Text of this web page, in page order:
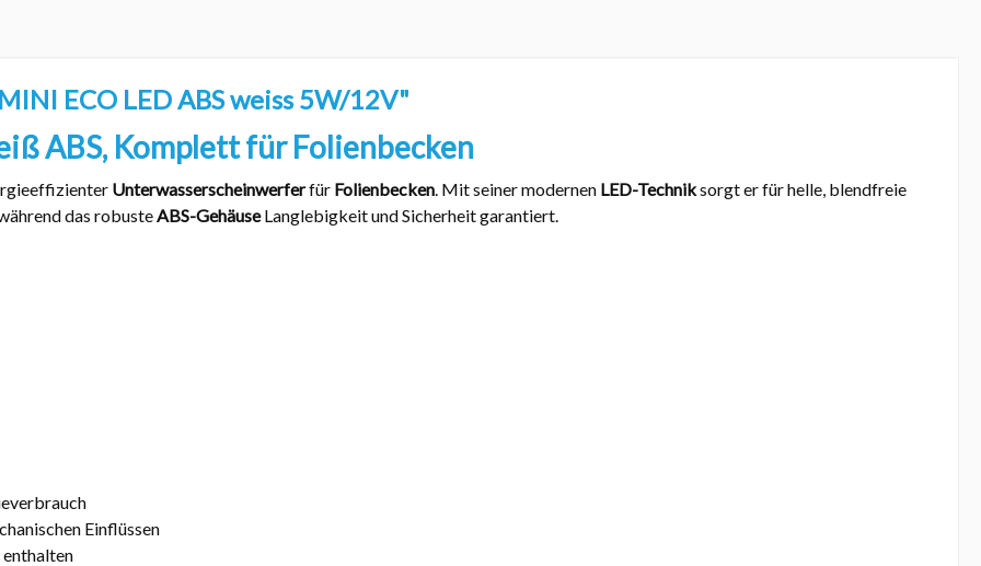
ECO LED ABS weiss 5W/12V"
ABS, Komplett für Folienbecken
Unterwasserscheinwerferfür Folienbecken . Mit seiner modernen LED-Techniksorgt er für helle, blendfreie
das robuste ABS-GehäuseLanglebigkeit und Sicherheit garantiert.
Einflüssen